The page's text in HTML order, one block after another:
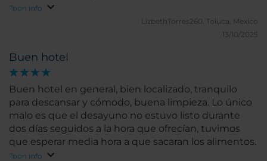
Toon info
LizbethTorres260. Toluca, Mexico
13/10/2025
Buen hotel
Buen hotel en general, bien localizado, tranquilo
para descansar y cómodo, buena limpieza. Lo único
malo es que el desayuno no estuvo listo durante
dos días seguidos a la hora que ofrecían, tuvimos
que esperar media hora a que sacaran los alimentos.
Toon info